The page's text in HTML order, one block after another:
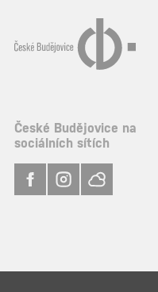
České Budějovice na
sociálních sítích